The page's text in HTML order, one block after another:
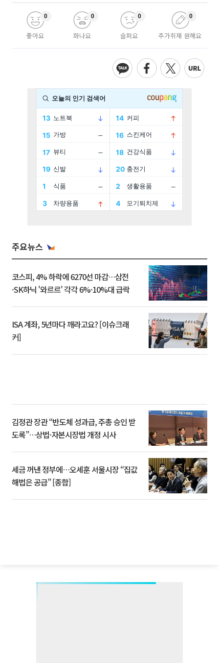
좋아요
0
화나요
0
슬퍼요
0
추가취재 원해요
0
주요뉴스
코스피, 4% 하락에 6270선 마감…삼전
·SK하닉 '와르르' 각각 6%·10%대 급락
ISA 계좌, 5년마다 깨라고요? [이슈크래
커]
김정관 장관 “반도체 성과급, 주총 승인 받
도록”…상법·자본시장법 개정 시사
세금 꺼낸 정부에…오세훈 서울시장 “집값
해법은 공급” [종합]